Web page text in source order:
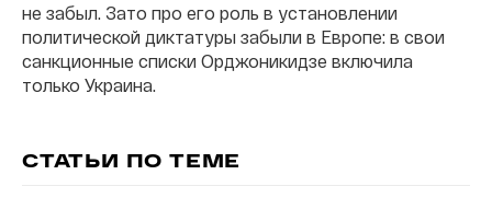
не забыл. Зато про его роль в установлении
политической диктатуры забыли в Европе: в свои
санкционные списки Орджоникидзе включила
только Украина.
СТАТЬИ ПО ТЕМЕ